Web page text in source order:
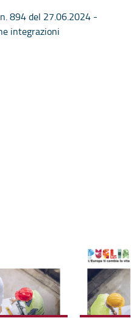
894 del 27.06.2024 -
integrazioni